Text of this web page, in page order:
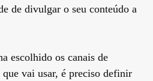
de divulgar o seu conteúdo a
escolhido os canais de
vai usar, é preciso definir